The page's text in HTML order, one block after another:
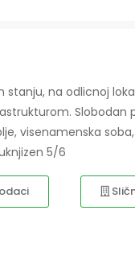
stanju, na odlicnoj
Slobodan
visenamenska
5/6